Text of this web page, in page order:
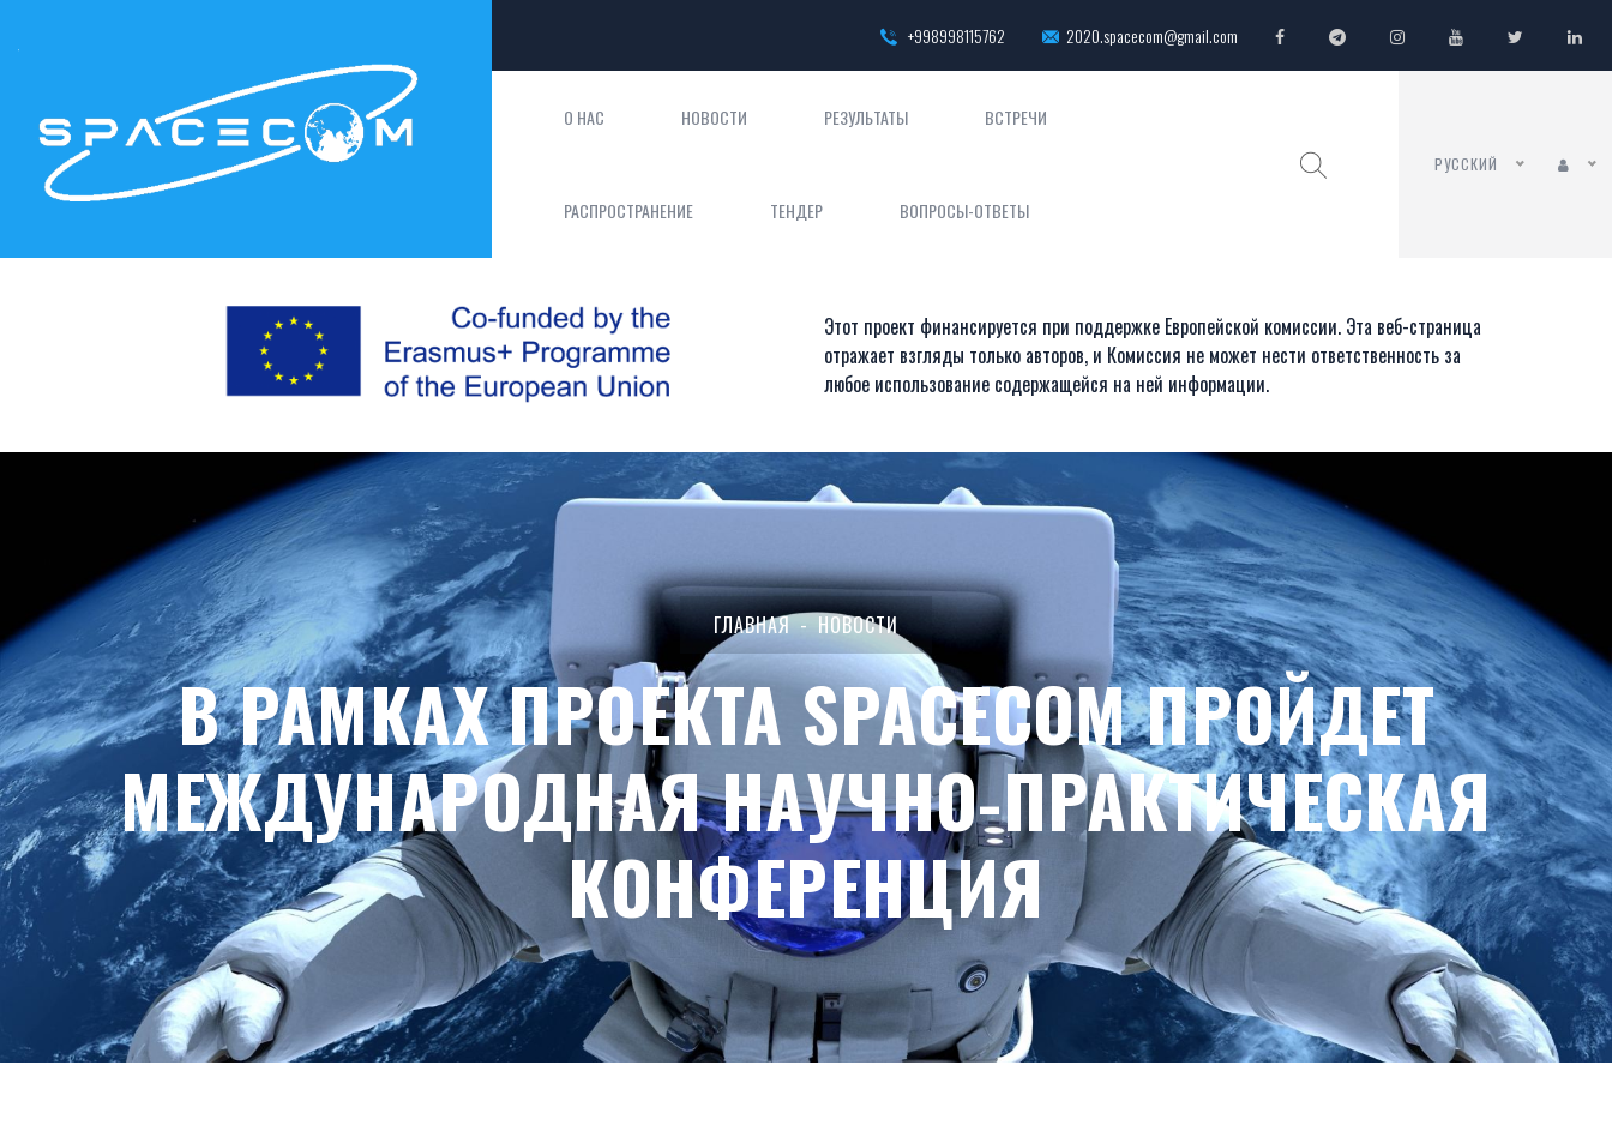
+998998115762 2020.spacecom@gmail.com
О НАС НОВОСТИ РЕЗУЛЬТАТЫ ВСТРЕЧИ
РАСПРОСТРАНЕНИЕ ТЕНДЕР ВОПРОСЫ-ОТВЕТЫ
РУССКИЙ
Этот проект финансируется при поддержке Европейской комиссии. Эта веб-страница
отражает взгляды только авторов, и Комиссия не может нести ответственность за
любое использование содержащейся на ней информации.
ГЛАВНАЯ НОВОСТИ
В РАМКАХ ПРОЕКТА SPACECOM ПРОЙДЕТ
МЕЖДУНАРОДНАЯ НАУЧНО-ПРАКТИЧЕСКАЯ
КОНФЕРЕНЦИЯ